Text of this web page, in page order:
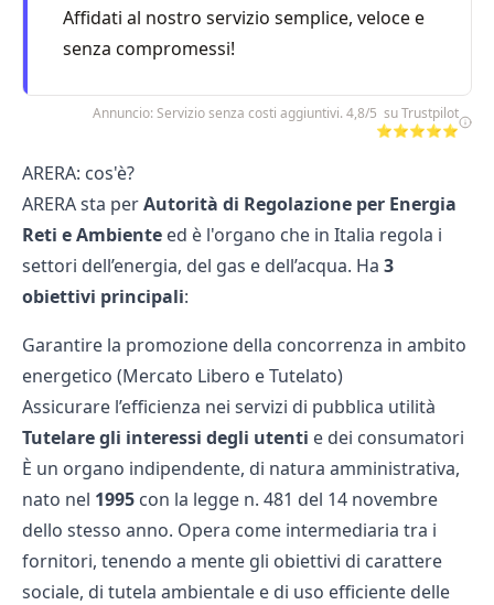
Affidati al nostro servizio semplice, veloce e
senza compromessi!
Annuncio: Servizio senza costi aggiuntivi. 4,8/5 su Trustpilot
⭐⭐⭐⭐⭐
ARERA: cos'è?
ARERA sta perAutorità di Regolazione per Energia
Reti e Ambiente ed è l'organo che in Italia regola i
settori dell’energia, del gas e dell’acqua. Ha 3
obiettivi principali:
Garantire la promozione della concorrenza in ambito
energetico (Mercato Libero e Tutelato)
Assicurare l’efficienza nei servizi di pubblica utilità
Tutelare gli interessi degli utenti e dei consumatori
È un organo indipendente, di natura amministrativa,
nato nel 1995 con la legge n. 481 del 14 novembre
dello stesso anno. Opera come intermediaria tra i
fornitori, tenendo a mente gli obiettivi di carattere
sociale, di tutela ambientale e di uso efficiente delle